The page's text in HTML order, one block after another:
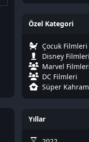
Özel Kategori
Çocuk Filmleri
Disney Filmleri
Marvel
DC Filmleri
Süper
Yıllar